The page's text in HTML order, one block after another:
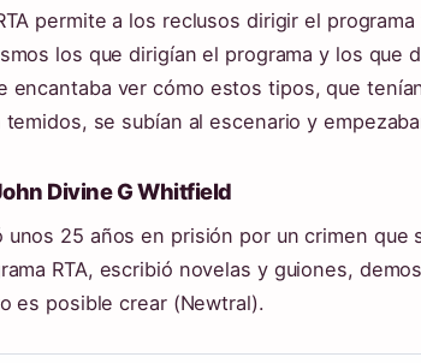
permite a los reclusos dirigir el
los que dirigían el programa y los que
encantaba ver cómo estos tipos, que
se subían al escenario y
Divine G Whitfield
unos 25 años en prisión por un crimen que
RTA, escribió novelas y guiones,
es posible crear (Newtral).